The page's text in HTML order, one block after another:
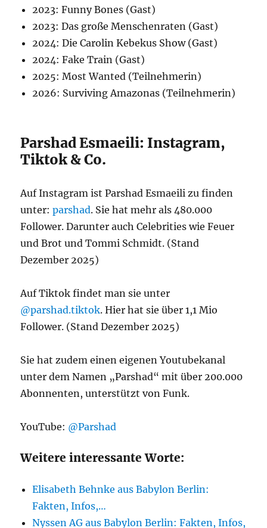
2023: Funny Bones (Gast)
2023: Das große Menschenraten (Gast)
2024: Die Carolin Kebekus Show (Gast)
2024: Fake Train (Gast)
2025: Most Wanted (Teilnehmerin)
2026: Surviving Amazonas (Teilnehmerin)
Parshad Esmaeili: Instagram,
Tiktok & Co.
Auf Instagram ist Parshad Esmaeili zu finden
unter:parshad. Sie hat mehr als 480.000
Follower. Darunter auch Celebrities wie Feuer
und Brot und Tommi Schmidt. (Stand
Dezember 2025)
Auf Tiktok findet man sie unter
@parshad.tiktok. Hier hat sie über 1,1 Mio
Follower. (Stand Dezember 2025)
Sie hat zudem einen eigenen Youtubekanal
unter dem Namen „Parshad“ mit über 200.000
Abonnenten, unterstützt von Funk.
YouTube: @Parshad
Weitere interessante Worte:
Elisabeth Behnke aus Babylon Berlin:
Fakten, Infos,…
Nyssen AG aus Babylon Berlin: Fakten, Infos,